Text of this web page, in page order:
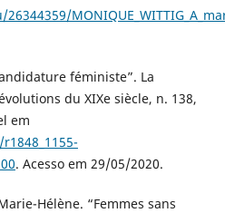
féministe”. La
du XIXe siècle, n. 138,
em
. Acesso em 29/05/2020.
Hélène. “Femmes sans